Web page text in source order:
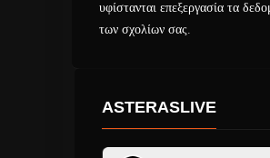
υφίστανται επεξεργασία τα
των σχολίων σας.
ASTERASLIVE